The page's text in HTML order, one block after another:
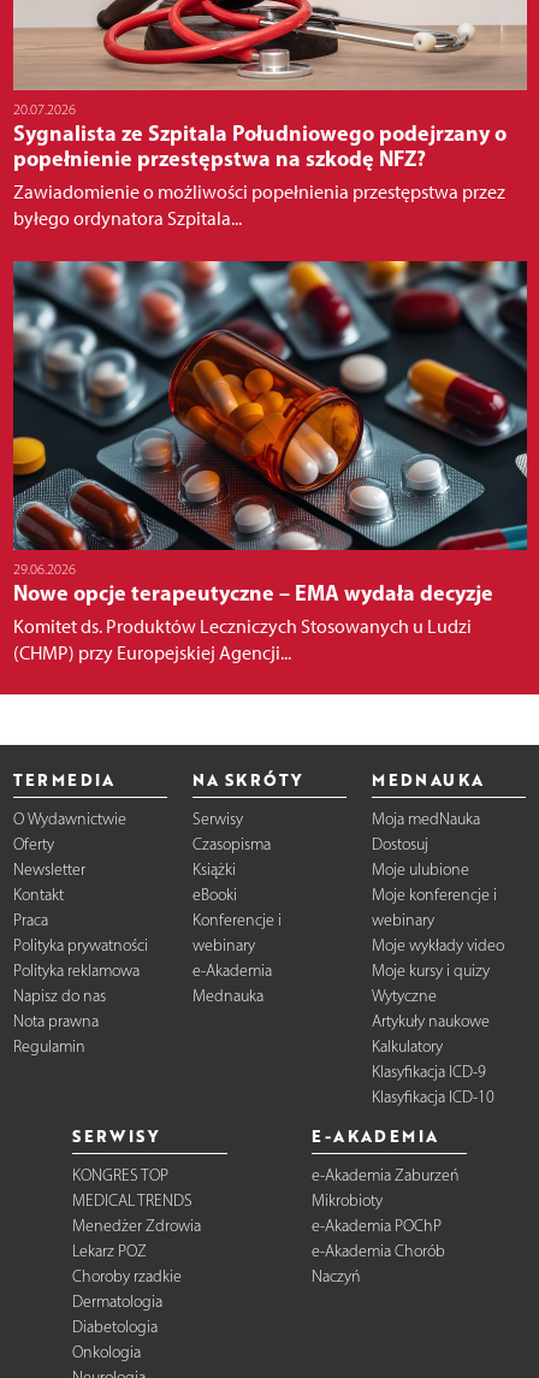
20.07.2026
Sygnalista ze Szpitala Południowego podejrzany o
popełnienie przestępstwa na szkodę NFZ?
Zawiadomienie o możliwości popełnienia przestępstwa przez
byłego ordynatora Szpitala...
29.06.2026
Nowe opcje terapeutyczne – EMA wydała decyzje
Komitet ds. Produktów Leczniczych Stosowanych u Ludzi
(CHMP) przy Europejskiej Agencji...
TERMEDIA
O Wydawnictwie
Oferty
Newsletter
Kontakt
Praca
Polityka prywatności
Polityka reklamowa
Napisz do nas
Nota prawna
Regulamin
NA SKRÓTY
Serwisy
Czasopisma
Książki
eBooki
Konferencje i
webinary
e-Akademia
Mednauka
MEDNAUKA
Moja medNauka
Dostosuj
Moje ulubione
Moje konferencje i
webinary
Moje wykłady video
Moje kursy i quizy
Wytyczne
Artykuły naukowe
Kalkulatory
Klasyfikacja ICD-9
Klasyfikacja ICD-10
SERWISY
KONGRES TOP
MEDICAL TRENDS
Menedżer Zdrowia
Lekarz POZ
Choroby rzadkie
Dermatologia
Diabetologia
Onkologia
E-AKADEMIA
e-Akademia Zaburzeń
Mikrobioty
e-Akademia POChP
e-Akademia Chorób
Naczyń